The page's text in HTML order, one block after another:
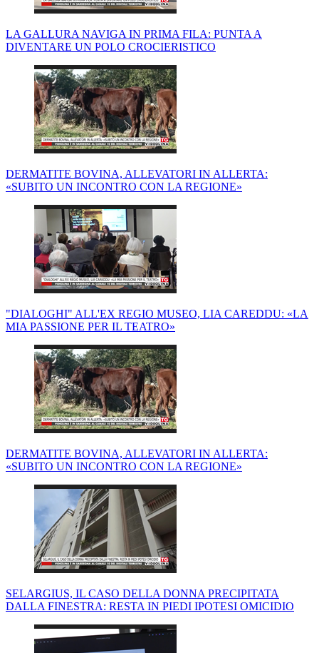
LA GALLURA NAVIGA IN PRIMA FILA: PUNTA A
DIVENTARE UN POLO CROCIERISTICO
DERMATITE BOVINA, ALLEVATORI IN ALLERTA:
«SUBITO UN INCONTRO CON LA REGIONE»
"DIALOGHI" ALL'EX REGIO MUSEO, LIA CAREDDU: «LA
MIA PASSIONE PER IL TEATRO»
DERMATITE BOVINA, ALLEVATORI IN ALLERTA:
«SUBITO UN INCONTRO CON LA REGIONE»
SELARGIUS, IL CASO DELLA DONNA PRECIPITATA
DALLA FINESTRA: RESTA IN PIEDI IPOTESI OMICIDIO